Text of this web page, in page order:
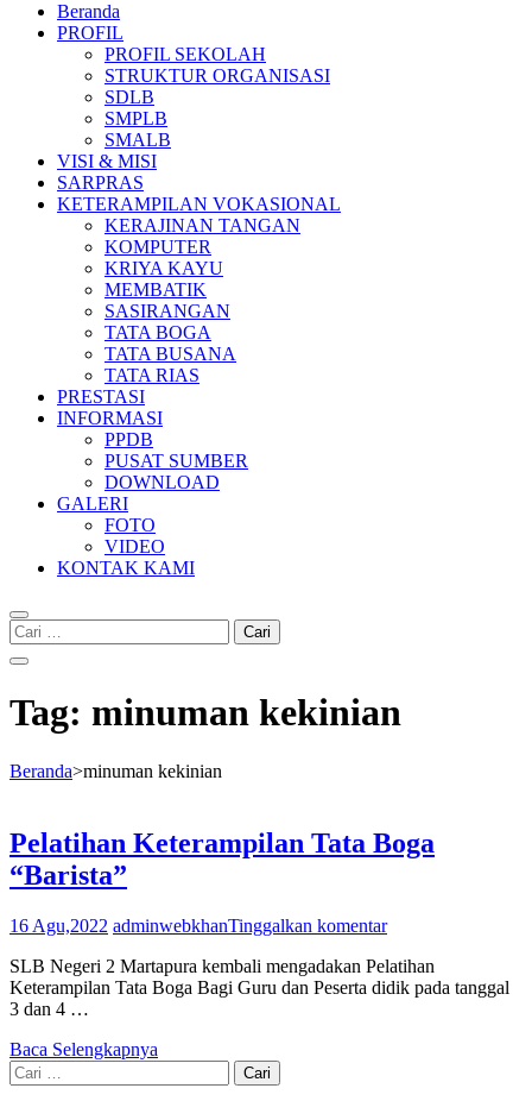
Beranda
PROFIL
PROFIL SEKOLAH
STRUKTUR ORGANISASI
SDLB
SMPLB
SMALB
VISI & MISI
SARPRAS
KETERAMPILAN VOKASIONAL
KERAJINAN TANGAN
KOMPUTER
KRIYA KAYU
MEMBATIK
SASIRANGAN
TATA BOGA
TATA BUSANA
TATA RIAS
PRESTASI
INFORMASI
PPDB
PUSAT SUMBER
DOWNLOAD
GALERI
FOTO
VIDEO
KONTAK KAMI
Cari
untuk:
Tag: minuman kekinian
Beranda>minuman kekinian
Pelatihan Keterampilan Tata Boga
“Barista”
16 Agu,2022 adminwebkhanTinggalkan komentar
SLB Negeri 2 Martapura kembali mengadakan Pelatihan
Keterampilan Tata Boga Bagi Guru dan Peserta didik pada tanggal
3 dan 4 …
Baca Selengkapnya
Cari
untuk: